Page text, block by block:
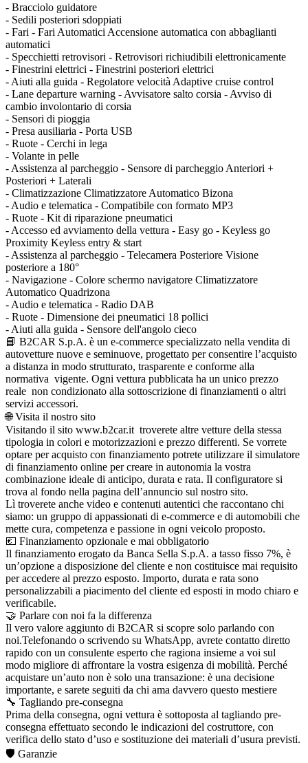
- Bracciolo guidatore
- Sedili posteriori sdoppiati
- Fari - Fari Automatici Accensione automatica con abbaglianti
automatici
- Specchietti retrovisori - Retrovisori richiudibili elettronicamente
- Finestrini elettrici - Finestrini posteriori elettrici
- Aiuti alla guida - Regolatore velocità Adaptive cruise control
- Lane departure warning - Avvisatore salto corsia - Avviso di
cambio involontario di corsia
- Sensori di pioggia
- Presa ausiliaria - Porta USB
- Ruote - Cerchi in lega
- Volante in pelle
- Assistenza al parcheggio - Sensore di parcheggio Anteriori +
Posteriori + Laterali
- Climatizzazione Climatizzatore Automatico Bizona
- Audio e telematica - Compatibile con formato MP3
- Ruote - Kit di riparazione pneumatici
- Accesso ed avviamento della vettura - Easy go - Keyless go
Proximity Keyless entry & start
- Assistenza al parcheggio - Telecamera Posteriore Visione
posteriore a 180°
- Navigazione - Colore schermo navigatore Climatizzatore
Automatico Quadrizona
- Audio e telematica - Radio DAB
- Ruote - Dimensione dei pneumatici 18 pollici
- Aiuti alla guida - Sensore dell'angolo cieco
📘 B2CAR S.p.A. è un e-commerce specializzato nella vendita di
autovetture nuove e seminuove, progettato per consentire l’acquisto
a distanza in modo strutturato, trasparente e conforme alla
normativa vigente. Ogni vettura pubblicata ha un unico prezzo
reale non condizionato alla sottoscrizione di finanziamenti o altri
servizi accessori.
🌐 Visita il nostro sito
Visitando il sito www.b2car.it troverete altre vetture della stessa
tipologia in colori e motorizzazioni e prezzo differenti. Se vorrete
optare per acquisto con finanziamento potrete utilizzare il simulatore
di finanziamento online per creare in autonomia la vostra
combinazione ideale di anticipo, durata e rata. Il configuratore si
trova al fondo nella pagina dell’annuncio sul nostro sito.
Lì troverete anche video e contenuti autentici che raccontano chi
siamo: un gruppo di appassionati di e-commerce e di automobili che
mette cura, competenza e passione in ogni veicolo proposto.
💶 Finanziamento opzionale e mai obbligatorio
Il finanziamento erogato da Banca Sella S.p.A. a tasso fisso 7%, è
un’opzione a disposizione del cliente e non costituisce mai requisito
per accedere al prezzo esposto. Importo, durata e rata sono
personalizzabili a piacimento del cliente ed esposti in modo chiaro e
verificabile.
🤝 Parlare con noi fa la differenza
Il vero valore aggiunto di B2CAR si scopre solo parlando con
noi.Telefonando o scrivendo su WhatsApp, avrete contatto diretto
rapido con un consulente esperto che ragiona insieme a voi sul
modo migliore di affrontare la vostra esigenza di mobilità. Perché
acquistare un’auto non è solo una transazione: è una decisione
importante, e sarete seguiti da chi ama davvero questo mestiere
🔧 Tagliando pre-consegna
Prima della consegna, ogni vettura è sottoposta al tagliando pre-
consegna effettuato secondo le indicazioni del costruttore, con
verifica dello stato d’uso e sostituzione dei materiali d’usura previsti.
🛡️ Garanzie